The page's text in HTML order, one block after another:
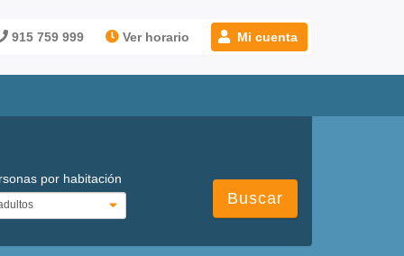
915 759 999 Ver horario Mi cuenta
por habitación
Buscar